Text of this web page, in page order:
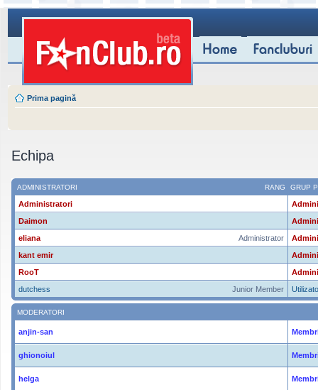
Prima pagină
Echipa
RANG
ADMINISTRATORI GRUP
Administratori
Daimon
Administrator
eliana
kant emir
RooT
Junior Member
dutchess
MODERATORI
anjin-san
ghionoiul
helga